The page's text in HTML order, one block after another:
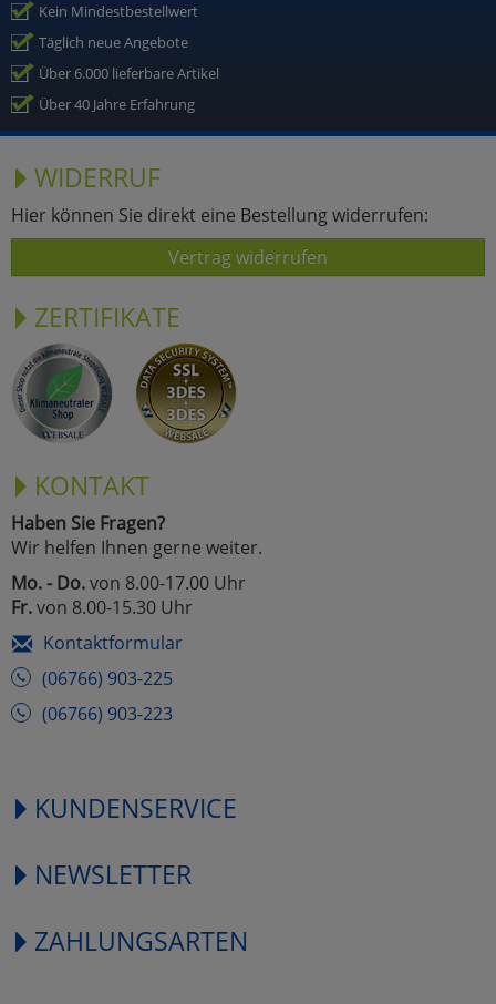
Kein Mindestbestellwert
Täglich neue Angebote
Über 6.000 lieferbare Artikel
Über 40 Jahre Erfahrung
WIDERRUF
Hier können Sie direkt eine Bestellung widerrufen:
Vertrag widerrufen
ZERTIFIKATE
KONTAKT
Haben Sie Fragen?
Wir helfen Ihnen gerne weiter.
Mo. - Do.von 8.00-17.00 Uhr
Fr.von 8.00-15.30 Uhr
Kontaktformular
(06766) 903-225
(06766) 903-223
KUNDENSERVICE
NEWSLETTER
ZAHLUNGSARTEN